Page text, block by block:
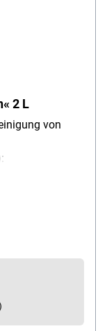
2 L
von
alle
Gebrauch